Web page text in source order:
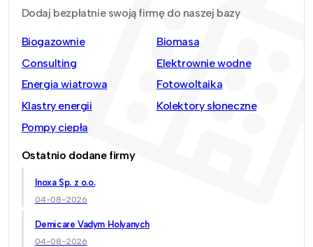
Dodaj bezpłatnie swoją firmę do naszej bazy
Biogazownie
Biomasa
Consulting
Elektrownie wodne
Energia wiatrowa
Fotowoltaika
Klastry energii
Kolektory słoneczne
Pompy ciepła
Ostatnio dodane firmy
Inoxa Sp. z o.o.
04-08-2026
Demicare Vadym Holyanych
04-08-2026